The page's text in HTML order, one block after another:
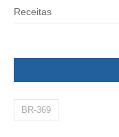
Receitas
BR-369